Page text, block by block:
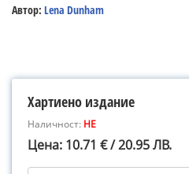
Автор: Lena Dunham
Хартиено издание
Наличност: НЕ
Цена: 10.71 € / 20.95 ЛВ.